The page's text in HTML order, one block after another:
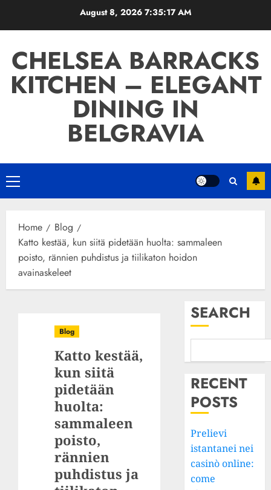
August 8, 2026 7:35:18 AM
CHELSEA BARRACKS
KITCHEN – ELEGANT
DINING IN
BELGRAVIA
Primary
Menu
Home
Blog
Katto kestää, kun siitä pidetään huolta: sammaleen
poisto, rännien puhdistus ja tiilikaton hoidon
avainaskeleet
Blog
Katto kestää,
kun siitä
pidetään
huolta:
sammaleen
poisto,
rännien
puhdistus ja
SEARCH
RECENT
POSTS
Prelievi
istantanei nei
casinò online:
come